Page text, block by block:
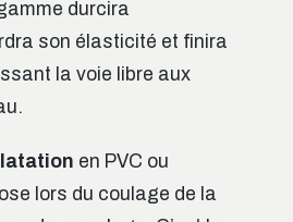
durcira
son élasticité et finira
la voie libre aux
en PVC ou
lors du coulage de la